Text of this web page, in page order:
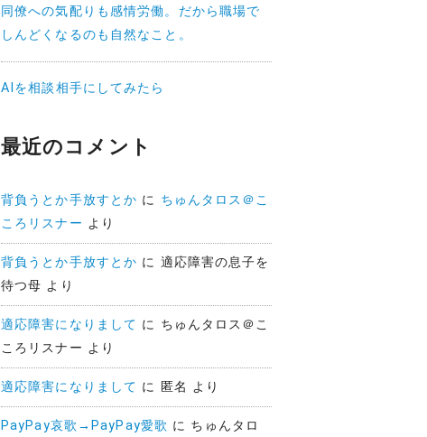
同僚への気配りも感情労働。だから職場で
しんどくなるのも自然なこと。
AIを相談相手にしてみたら
最近のコメント
背負うとか手放すとか に ちゅんタロス＠こ
ころリスナー より
背負うとか手放すとか に 適応障害の息子を
待つ母 より
適応障害になりまして に ちゅんタロス＠こ
ころリスナー より
適応障害になりまして に 匿名 より
PayPay哀歌→PayPay愛歌 に ちゅんタロ